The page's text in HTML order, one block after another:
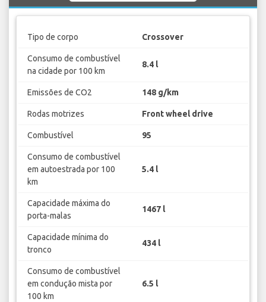
Tipo de corpo Crossover
Consumo de combustível
na cidade por 100 km
8.4 l
Emissões de CO2 148 g/km
Rodas motrizes Front wheel drive
Combustível 95
Consumo de combustível
em autoestrada por 100
km
5.4 l
Capacidade máxima do
porta-malas
1467 l
Capacidade mínima do
tronco
434 l
Consumo de combustível
em condução mista por
100 km
6.5 l